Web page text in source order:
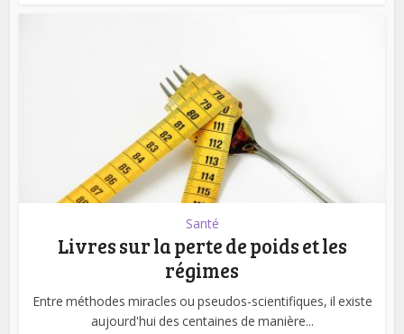
Santé
Livres sur la perte de poids et les
régimes
Entre méthodes miracles ou pseudos-scientifiques, il existe
aujourd'hui des centaines de manière...